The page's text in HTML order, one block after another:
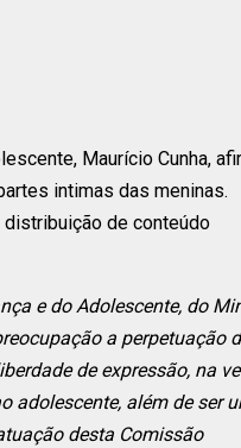
Maurício Cunha,
intimas das meninas.
de conteúdo
e do Adolescente, do
a perpetuação
de expressão, na
adolescente, além de ser
desta Comissão